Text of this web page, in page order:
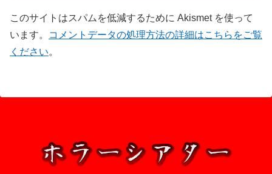
このサイトはスパムを低減するために Akismet を使って
います。
コメントデータの処理方法の詳細はこちらをご覧
ください。